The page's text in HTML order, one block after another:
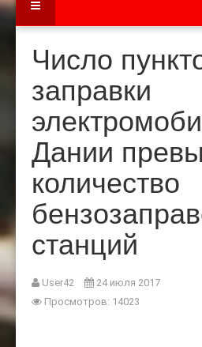
Число
заправки
Дании
количество
станций
User42
24 июля 2017
Просмотров: 14023